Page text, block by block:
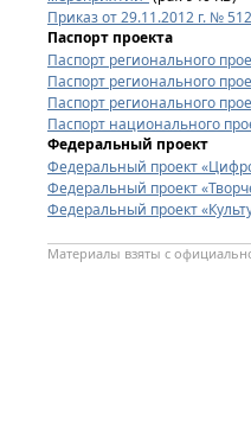
Приказ от 29.11.2012 г. №
Паспорт проекта
Паспорт регионального
Паспорт регионального
Паспорт регионального
Паспорт национального
Федеральный проект
Федеральный проект
Федеральный проект
Федеральный проект
Материалы взяты с